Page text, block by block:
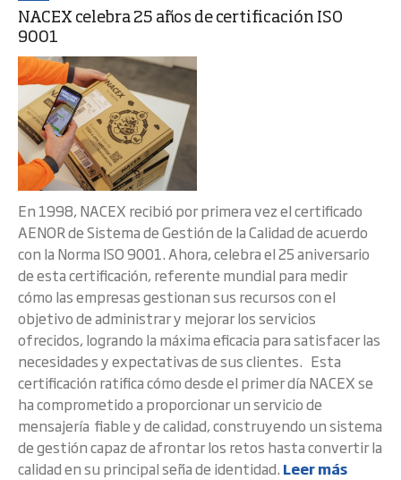
NACEX celebra 25 años de certificación ISO
9001
En 1998, NACEX recibió por primera vez el certificado
AENOR de Sistema de Gestión de la Calidad de acuerdo
con la Norma ISO 9001. Ahora, celebra el 25 aniversario
de esta certificación, referente mundial para medir
cómo las empresas gestionan sus recursos con el
objetivo de administrar y mejorar los servicios
ofrecidos, logrando la máxima eficacia para satisfacer las
necesidades y expectativas de sus clientes. Esta
certificación ratifica cómo desde el primer día NACEX se
ha comprometido a proporcionar un servicio de
mensajería fiable y de calidad, construyendo un sistema
de gestión capaz de afrontar los retos hasta convertir la
calidad en su principal seña de identidad. Leer más